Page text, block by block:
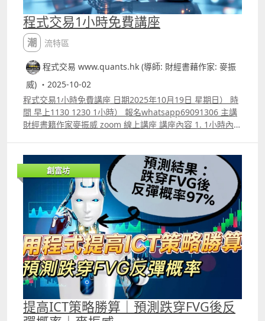
程式交易1小時免費講座
潮流特區
程式交易 www.quants.hk (導師: 財經書藉作家: 麥振
威) ・2025-10-02
程式交易1小時免費講座 日期2025年10月19日 星期日） 時
間 早上1130 1230 1小時） 報名whatsapp69091306 主講
財經書籍作家麥振威 zoom 線上講座 講座內容 1. 1小時內學
理 4.如何快速將pine script寫的交易策略轉為python版本
5.如何快速學懂用python寫運用排盤市場深度數據的交易策
略autotrade 6.期指盤路分析原理講解 報名whatspp
69091306 或電郵paul.mark881@gmail.com
創富坊
提高ICT策略勝算｜預測跌穿FVG後反